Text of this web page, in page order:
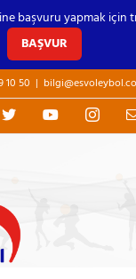
10 50 |
X YouTube
başvuru yapmak için
BAŞVUR